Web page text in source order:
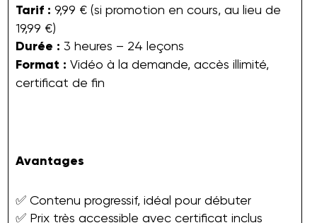
Tarif : 9,99 € (si promotion en cours, au lieu de
19,99 €)
Durée : 3 heures – 24 leçons
Format : Vidéo à la demande, accès illimité,
certificat de fin
Avantages
✅ Contenu progressif, idéal pour débuter
✅ Prix très accessible avec certificat inclus